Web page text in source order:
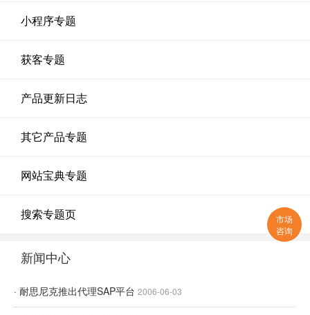
小程序专题
获客专题
产品更新日志
其它产品专题
网站宝典专题
搜索专题页
新闻中心
· 耐思尼克推出代理SAP平台 2006-06-03
市场
咨询